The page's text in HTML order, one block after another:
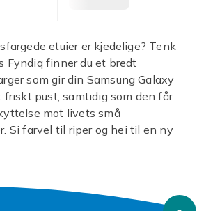
etuier er kjedelige? Tenk
Fyndiq finner du et bredt
som gir din Samsung Galaxy
friskt pust, samtidig som den får
mot livets små
Si farvel til riper og hei til en ny
beskyttelse; det er en
din personlige stil. Våre